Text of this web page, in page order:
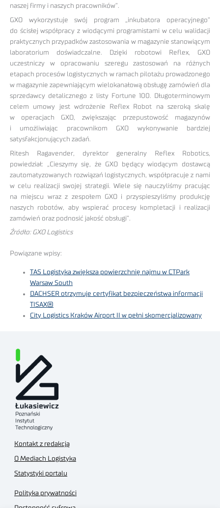
naszej firmy i naszych pracowników”.
GXO wykorzystuje swój program „inkubatora operacyjnego”
do ścisłej współpracy z wiodącymi programistami w celu walidacji
praktycznych przypadków zastosowania w magazynie stanowiącym
laboratorium doświadczalne. Dzięki robotowi Reflex, GXO
uczestniczy w opracowaniu szeregu zastosowań na różnych
etapach procesów logistycznych w ramach pilotażu prowadzonego
w magazynie zapewniającym wielokanałową obsługę zamówień dla
sprzedawcy detalicznego z listy Fortune 100. Długoterminowym
celem umowy jest wdrożenie Reflex Robot na szeroką skalę
w operacjach GXO, zwiększając przepustowość magazynów
i umożliwiając pracownikom GXO wykonywanie bardziej
satysfakcjonujących zadań.
Ritesh Ragavender, dyrektor generalny Reflex Robotics,
powiedział: „Cieszymy się, że GXO będący wiodącym dostawcą
zautomatyzowanych rozwiązań logistycznych, współpracuje z nami
w celu realizacji swojej strategii. Wiele się nauczyliśmy pracując
na miejscu wraz z zespołem GXO i przyspieszyliśmy produkcję
naszych robotów, aby wspierać procesy kompletacji i realizacji
zamówień oraz podnosić jakość obsługi”.
Źródło: GXO Logistics
Powiązane wpisy:
TAS Logistyka zwiększa powierzchnię najmu w CTPark
Warsaw South
DACHSER otrzymuje certyfikat bezpieczeństwa informacji
TISAX®
City Logistics Kraków Airport II w pełni skomercjalizowany
Kontakt z redakcją
O Mediach Logistyka
Statystyki portalu
Polityka prywatności